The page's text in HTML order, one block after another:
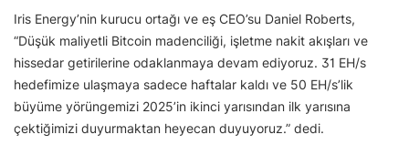
Iris Energy’nin kurucu ortağı ve eş CEO’su Daniel Roberts,
“Düşük maliyetli Bitcoin madenciliği, işletme nakit akışları ve
hissedar getirilerine odaklanmaya devam ediyoruz. 31 EH/s
hedefimize ulaşmaya sadece haftalar kaldı ve 50 EH/s’lik
büyüme yörüngemizi 2025’in ikinci yarısından ilk yarısına
çektiğimizi duyurmaktan heyecan duyuyoruz.” dedi.